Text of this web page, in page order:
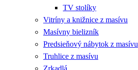
TV stolíky
Vitríny a knižnice z masívu
Masívny bielizník
Predsieňový nábytok z masívu
Truhlice z masívu